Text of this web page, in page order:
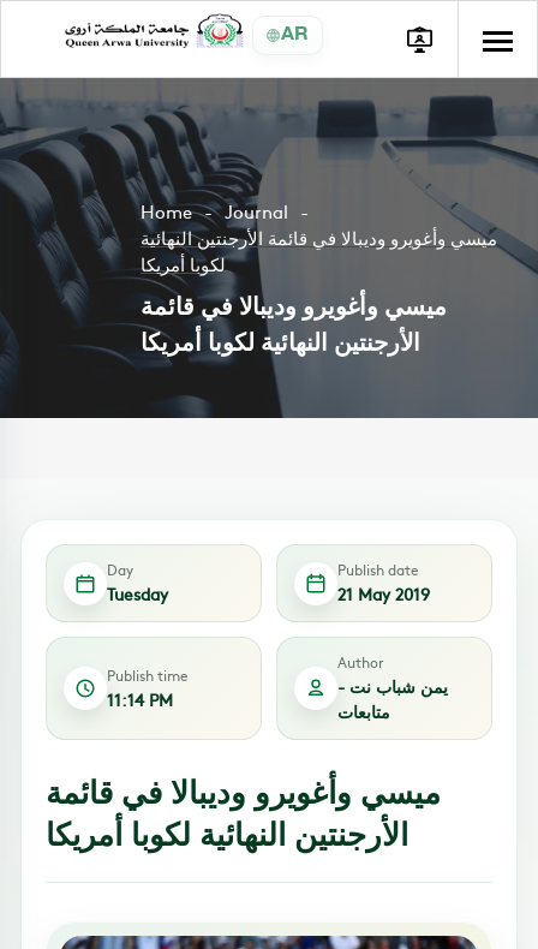
AR
Home
Journal
ميسي وأغويرو وديبالا في قائمة الأرجنتين النهائية
لكوبا أمريكا
ميسي وأغويرو وديبالا في قائمة
الأرجنتين النهائية لكوبا أمريكا
Day
Tuesday
Publish date
21 May 2019
Publish time
11:14 PM
Author
يمن شباب نت -
متابعات
ميسي وأغويرو وديبالا في قائمة
الأرجنتين النهائية لكوبا أمريكا